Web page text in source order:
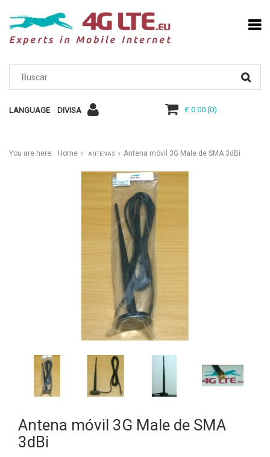
LANGUAGE DIVISA £ 0.00(0)
You are here: Home ANTENAS Antena móvil 3G Male de SMA 3dBi
Antena móvil 3G Male de SMA
3dBi